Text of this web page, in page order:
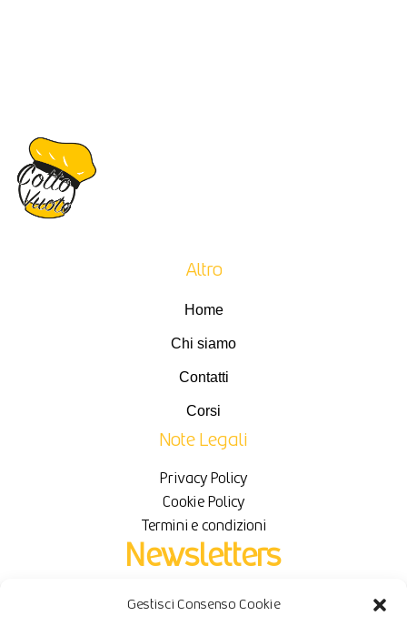
Gestisci Consenso Cookie
Altro
Home
Chi siamo
Contatti
Corsi
Note Legali
Privacy Policy
Cookie Policy
Termini e condizioni
Newsletters
Iscriviti per ricevere novità e sconti in esclusiva.